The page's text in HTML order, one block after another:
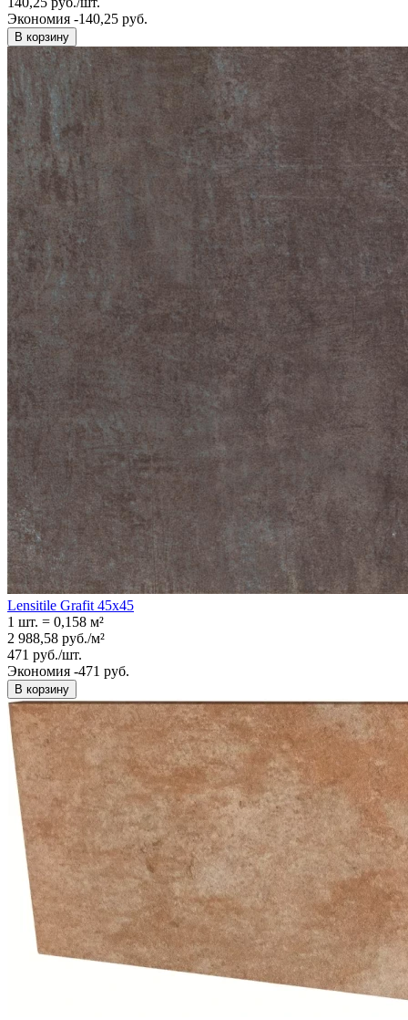
Экономия -140,25 руб.
В корзину
Lensitile Grafit 45x45
1 шт. = 0,158 м²
2 988,58 руб./м²
471 руб./шт.
Экономия -471 руб.
В корзину